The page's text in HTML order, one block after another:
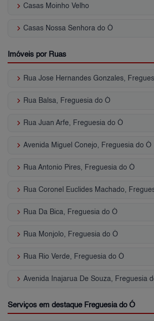
keyboard_arrow_right Casas Moinho Velho
keyboard_arrow_right Casas Nossa Senhora do Ó
Imóveis por Ruas
keyboard_arrow_right Rua Jose Hernandes Gonzales,
keyboard_arrow_right Rua Balsa, Freguesia do Ó
keyboard_arrow_right Rua Juan Arfe, Freguesia do Ó
keyboard_arrow_right Avenida Miguel Conejo, Freguesia do Ó
keyboard_arrow_right Rua Antonio Pires, Freguesia do Ó
keyboard_arrow_right Rua Coronel Euclides Machado,
keyboard_arrow_right Rua Da Bica, Freguesia do Ó
keyboard_arrow_right Rua Monjolo, Freguesia do Ó
keyboard_arrow_right Rua Rio Verde, Freguesia do Ó
keyboard_arrow_right Avenida Inajarua De Souza, Freguesia
Serviços em destaque Freguesia do Ó